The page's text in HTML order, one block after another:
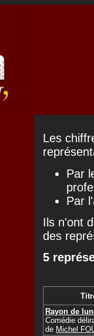
Les
Par
Par
Ils n'ont
des
5
Rayon de
Comédie
de Michel